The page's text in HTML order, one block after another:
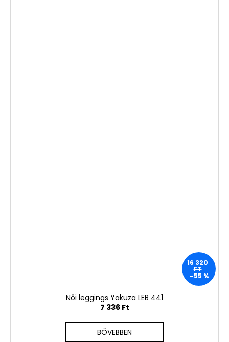
16 320
FT
–55 %
Női leggings Yakuza LEB 441
7 336 Ft
BŐVEBBEN